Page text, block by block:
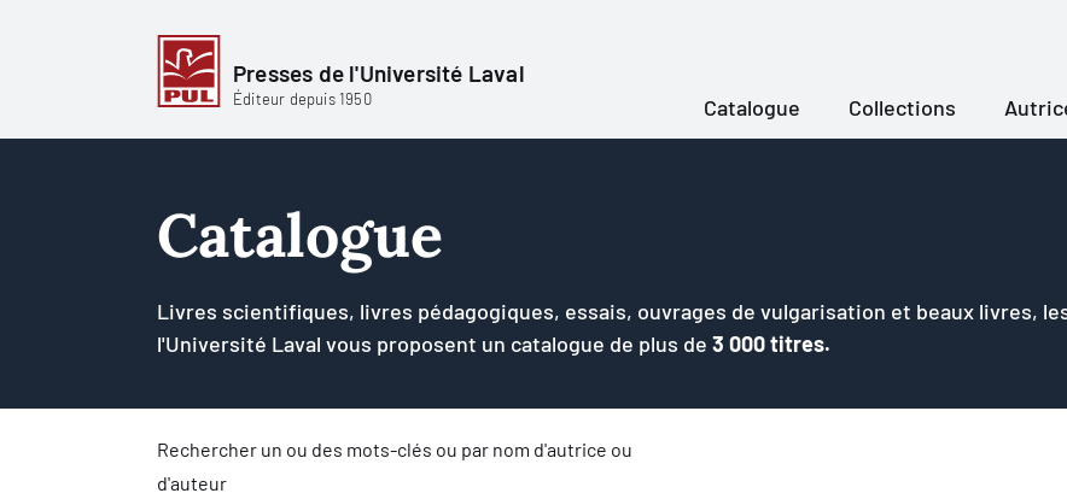
Presses de l'Université Laval
Éditeur depuis 1950 Catalogue Collections
Catalogue
Livres scientifiques, livres pédagogiques, essais, ouvrages de vulgarisation et beaux livres,
l'Université Laval vous proposent un catalogue de plus de 3 000 titres.
Rechercher un ou des mots-clés ou par nom d'autrice ou
d'auteur